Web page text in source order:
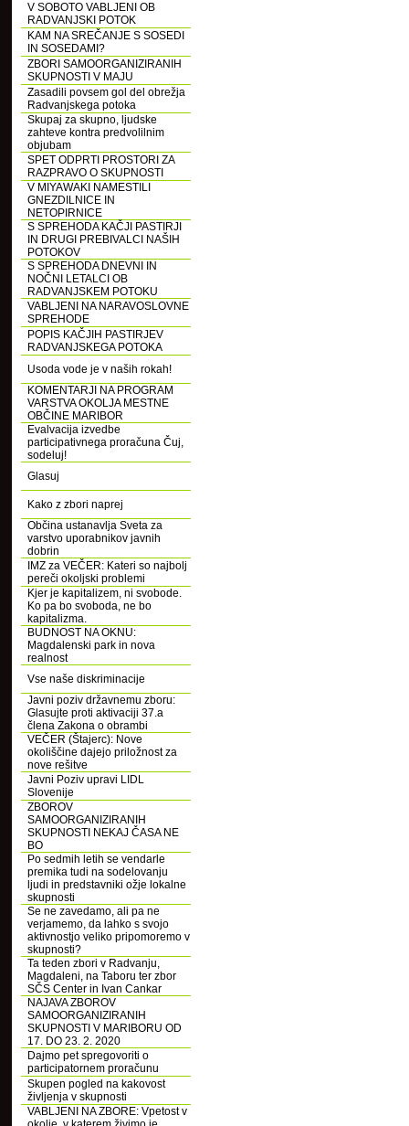
V SOBOTO VABLJENI OB
RADVANJSKI POTOK
KAM NA SREČANJE S SOSEDI
IN SOSEDAMI?
ZBORI SAMOORGANIZIRANIH
SKUPNOSTI V MAJU
Zasadili povsem gol del obrežja
Radvanjskega potoka
Skupaj za skupno, ljudske
zahteve kontra predvolilnim
objubam
SPET ODPRTI PROSTORI ZA
RAZPRAVO O SKUPNOSTI
V MIYAWAKI NAMESTILI
GNEZDILNICE IN
NETOPIRNICE
S SPREHODA KAČJI PASTIRJI
IN DRUGI PREBIVALCI NAŠIH
POTOKOV
S SPREHODA DNEVNI IN
NOČNI LETALCI OB
RADVANJSKEM POTOKU
VABLJENI NA NARAVOSLOVNE
SPREHODE
POPIS KAČJIH PASTIRJEV
RADVANJSKEGA POTOKA
Usoda vode je v naših rokah!
KOMENTARJI NA PROGRAM
VARSTVA OKOLJA MESTNE
OBČINE MARIBOR
Evalvacija izvedbe
participativnega proračuna Čuj,
sodeluj!
Glasuj
Kako z zbori naprej
Občina ustanavlja Sveta za
varstvo uporabnikov javnih
dobrin
IMZ za VEČER: Kateri so najbolj
pereči okoljski problemi
Kjer je kapitalizem, ni svobode.
Ko pa bo svoboda, ne bo
kapitalizma.
BUDNOST NA OKNU:
Magdalenski park in nova
realnost
Vse naše diskriminacije
Javni poziv državnemu zboru:
Glasujte proti aktivaciji 37.a
člena Zakona o obrambi
VEČER (Štajerc): Nove
okoliščine dajejo priložnost za
nove rešitve
Javni Poziv upravi LIDL
Slovenije
ZBOROV
SAMOORGANIZIRANIH
SKUPNOSTI NEKAJ ČASA NE
BO
Po sedmih letih se vendarle
premika tudi na sodelovanju
ljudi in predstavniki ožje lokalne
skupnosti
Se ne zavedamo, ali pa ne
verjamemo, da lahko s svojo
aktivnostjo veliko pripomoremo v
skupnosti?
Ta teden zbori v Radvanju,
Magdaleni, na Taboru ter zbor
SČS Center in Ivan Cankar
NAJAVA ZBOROV
SAMOORGANIZIRANIH
SKUPNOSTI V MARIBORU OD
17. DO 23. 2. 2020
Dajmo pet spregovoriti o
participatornem proračunu
Skupen pogled na kakovost
življenja v skupnosti
VABLJENI NA ZBORE: Vpetost v